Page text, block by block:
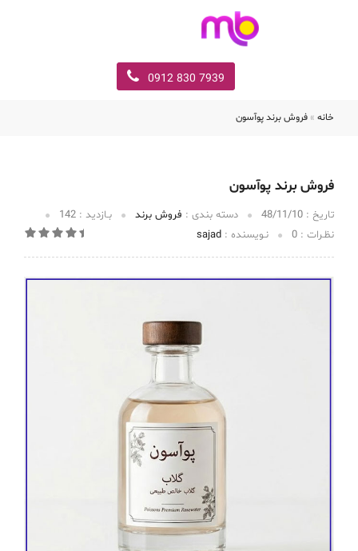
7939 830 0912
خانه » فروش برند پوآسون
فروش برند پوآسون
تاریخ :‌ 48/11/10 دسته بندی : فروش برند بـازدید : 142
نظـرات : 0 نـویسنده : sajad